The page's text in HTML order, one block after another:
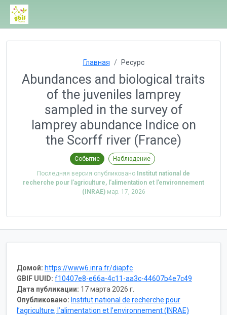
Главная Ресурс
Abundances and biological traits
of the juveniles lamprey
sampled in the survey of
lamprey abundance Indice on
the Scorff river (France)
Событие Наблюдение
Последняя версия опубликовано Institut national de
recherche pour l’agriculture, l’alimentation et l’environnement
(INRAE) мар. 17, 2026
Домой: https://www6.inra.fr/diapfc
GBIF UUID: f10407e8-e66a-4c11-aa3c-44607b4e7c49
Дата публикации: 17 марта 2026 г.
Опубликовано: Institut national de recherche pour
l’agriculture, l’alimentation et l’environnement (INRAE)